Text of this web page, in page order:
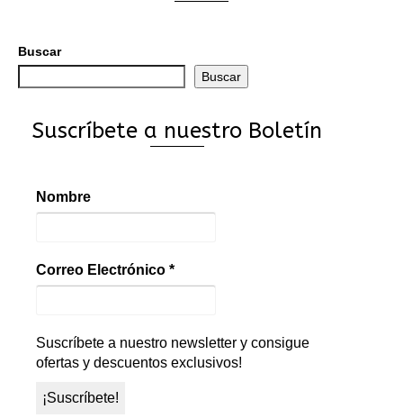
Buscar
Buscar
Suscríbete a nuestro Boletín
Nombre
Correo Electrónico *
Suscríbete a nuestro newsletter y consigue
ofertas y descuentos exclusivos!